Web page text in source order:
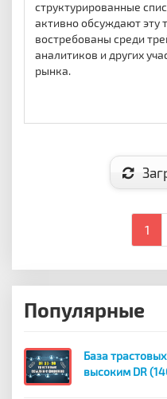
структурированные
активно обсуждают эту
востребованы среди
аналитиков и других
рынка.
1
Популярные
База
высоким DR